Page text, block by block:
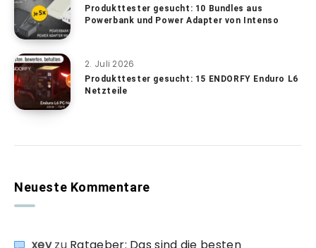
Produkttester gesucht: 10 Bundles aus
Powerbank und Power Adapter von Intenso
2. Juli 2026
Produkttester gesucht: 15 ENDORFY Enduro L6
Netzteile
Neueste Kommentare
xevzu Ratgeber: Das sind die besten